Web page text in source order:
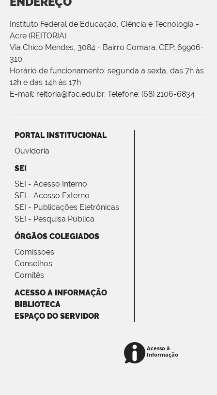
Instituto Federal de Educação, Ciência e Tecnologia -
Acre (REITORIA)
Via Chico Mendes, 3084 - Bairro Comara. CEP: 69906-
310
Horário de funcionamento: segunda a sexta, das 7h às
12h e das 14h às 17h
E-mail: reitoria@ifac.edu.br. Telefone: (68) 2106-6834
PORTAL INSTITUCIONAL
Ouvidoria
SEI
SEI - Acesso Interno
SEI - Acesso Externo
SEI - Publicações Eletrônicas
SEI - Pesquisa Pública
ÓRGÃOS COLEGIADOS
Comissões
Conselhos
Comitês
ACESSO A INFORMAÇÃO
BIBLIOTECA
ESPAÇO DO SERVIDOR